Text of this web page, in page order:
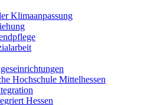
Klimaanpassung
Hochschule Mittelhessen
Hessen